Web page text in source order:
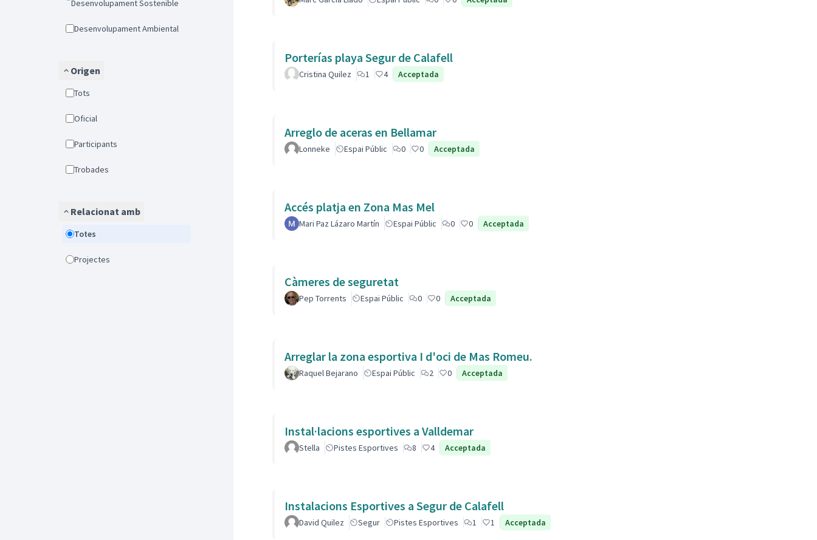
Desenvolupament Sostenible
Desenvolupament Ambiental
Origen
Tots
Oficial
Participants
Trobades
Relacionat amb
Totes
Projectes
Porterías playa Segur de Calafell
Cristina Quilez 1 4 Acceptada
Arreglo de aceras en Bellamar
Lonneke Espai Públic 0 0 Acceptada
Accés platja en Zona Mas Mel
Mari Paz Lázaro Martín Espai Públic 0 0 Acceptada
Càmeres de seguretat
Pep Torrents Espai Públic 0 0 Acceptada
Arreglar la zona esportiva I d'oci de Mas Romeu.
Raquel Bejarano Espai Públic 2 0 Acceptada
Instal·lacions esportives a Valldemar
Stella Pistes Esportives 8 4 Acceptada
Instalacions Esportives a Segur de Calafell
David Quilez Segur Pistes Esportives 1 1 Acceptada